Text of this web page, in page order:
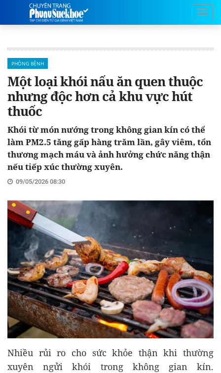
PHÒNG BỆNH
Một loại khói nấu ăn quen thuộc
nhưng độc hơn cả khu vực hút
thuốc
Khói từ món nướng trong không gian kín có thể
làm PM2.5 tăng gấp hàng trăm lần, gây viêm, tổn
thương mạch máu và ảnh hưởng chức năng thận
nếu tiếp xúc thường xuyên.
09/05/2026 08:30
Nhiều rủi ro cho sức khỏe thận khi thường
xuyên ngửi khói trong không gian kín.